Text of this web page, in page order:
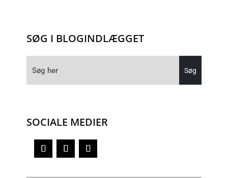
SØG I BLOGINDLÆGGET
SOCIALE MEDIER